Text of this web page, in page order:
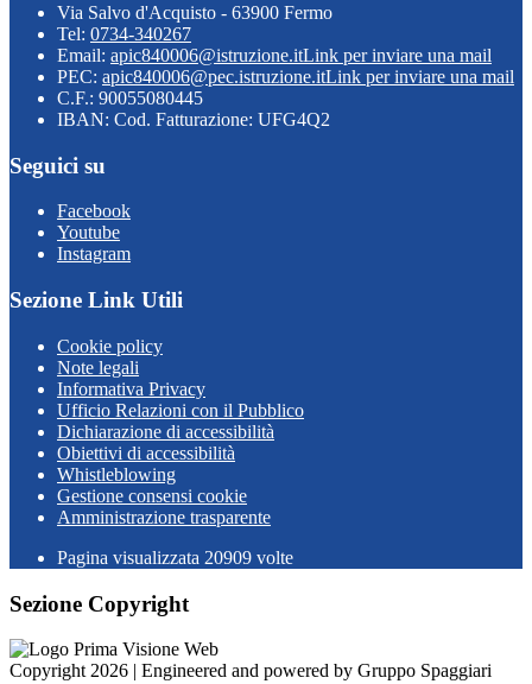
Via Salvo d'Acquisto - 63900 Fermo
Tel: 0734-340267
Email: apic840006@istruzione.itLink per inviare una mail
PEC: apic840006@pec.istruzione.itLink per inviare una mail
C.F.: 90055080445
IBAN: Cod. Fatturazione: UFG4Q2
Seguici su
Facebook
Youtube
Instagram
Sezione Link Utili
Cookie policy
Note legali
Informativa Privacy
Ufficio Relazioni con il Pubblico
Dichiarazione di accessibilità
Obiettivi di accessibilità
Whistleblowing
Gestione consensi cookie
Amministrazione trasparente
Pagina visualizzata 20909 volte
Sezione Copyright
Copyright 2026 | Engineered and powered by Gruppo Spaggiari